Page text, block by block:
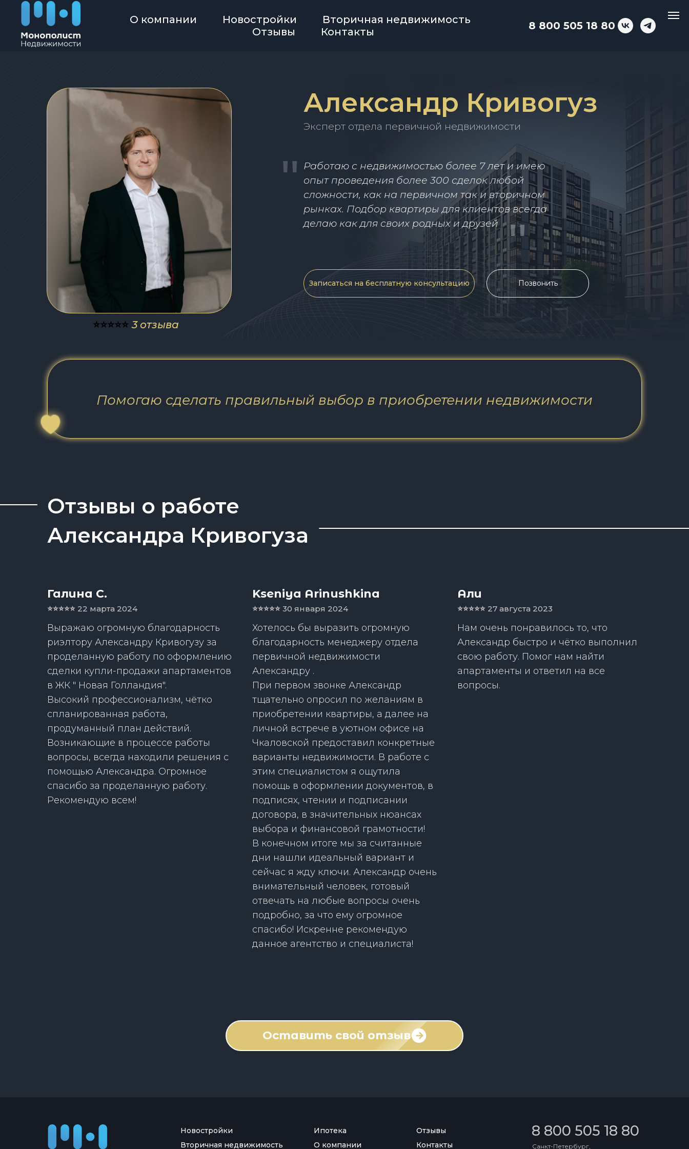
О компании Новостройки
Вторичная недвижимость
Отзывы
Контакты 8 800 505 18 80
Работаю с недвижимостью более 7 лет и имею
опыт проведения более 300 сделок любой
сложности, как на первичном так и вторичном
рынках. Подбор квартиры для клиентов всегда
делаю как для своих родных и друзей
Записаться на бесплатную консультацию Позвонить
Александр Кривогуз
"
"
Эксперт отдела первичной недвижимости
⭐️⭐️⭐️⭐️⭐️3 отзыва
Помогаю сделать правильный выбор в приобретении недвижимости
Отзывы о работе
Александра Кривогуза
Галина С.
⭐️⭐️⭐️⭐️⭐️ 22 марта 2024
Выражаю огромную благодарность
риэлтору Александру Кривогузу за
проделанную работу по оформлению
сделки купли-продажи апартаментов
в ЖК " Новая Голландия".
Высокий профессионализм, чётко
спланированная работа,
продуманный план действий.
Возникающие в процессе работы
вопросы, всегда находили решения с
помощью Александра. Огромное
спасибо за проделанную работу.
Рекомендую всем!
Kseniya Arinushkina
⭐️⭐️⭐️⭐️⭐️ 30 января 2024
Хотелось бы выразить огромную
благодарность менеджеру отдела
первичной недвижимости
Александру .
При первом звонке Александр
тщательно опросил по желаниям в
приобретении квартиры, а далее на
личной встрече в уютном офисе на
Чкаловской предоставил конкретные
варианты недвижимости. В работе с
этим специалистом я ощутила
помощь в оформлении документов, в
подписях, чтении и подписании
договора, в значительных нюансах
выбора и финансовой грамотности!
В конечном итоге мы за считанные
дни нашли идеальный вариант и
сейчас я жду ключи. Александр очень
внимательный человек, готовый
отвечать на любые вопросы очень
подробно, за что ему огромное
спасибо! Искренне рекомендую
данное агентство и специалиста!
Али
⭐️⭐️⭐️⭐️⭐️ 27 августа 2023
Нам очень понравилось то, что
Александр быстро и чётко выполнил
свою работу. Помог нам найти
апартаменты и ответил на все
вопросы.
Оставить свой отзыв
Новостройки
Вторичная недвижимость
Отзывы
Контакты
Санкт-Петербург,
8 800 505 18 80
Ипотека
О компании